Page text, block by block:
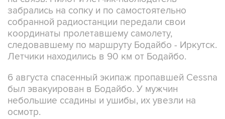
забрались на сопку и по самостоятельно
собранной радиостанции передали свои
координаты пролетавшему самолету,
следовавшему по маршруту Бодайбо - Иркутск.
Летчики находились в 90 км от Бодайбо.
6 августа спасенный экипаж пропавшей Cessna
был эвакуирован в Бодайбо. У мужчин
небольшие ссадины и ушибы, их увезли на
осмотр.